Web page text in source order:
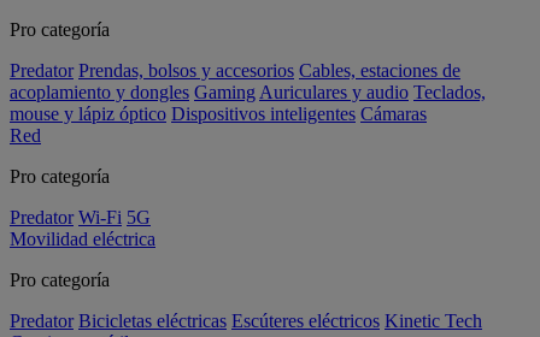
Pro categoría
Predator Prendas, bolsos y accesorios Cables, estaciones de
acoplamiento y dongles Gaming Auriculares y audio Teclados,
mouse y lápiz óptico Dispositivos inteligentes Cámaras
Red
Pro categoría
Predator Wi-Fi 5G
Movilidad eléctrica
Pro categoría
Predator Bicicletas eléctricas Escúteres eléctricos Kinetic Tech